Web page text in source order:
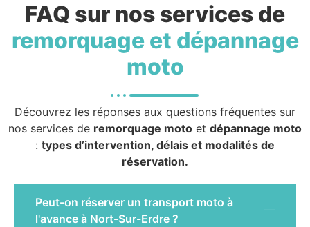
FAQ sur nos services de
remorquage et dépannage
moto
Découvrez les réponses aux questions fréquentes sur
nos services de remorquage moto et dépannage moto
: types d’intervention, délais et modalités de
réservation.
Peut-on réserver un transport moto à
l'avance à Nort-Sur-Erdre ?